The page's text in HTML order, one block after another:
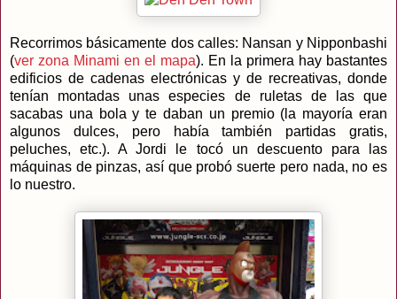
Recorrimos básicamente dos calles: Nansan y Nipponbashi
(ver zona Minami en el mapa). En la primera hay bastantes
edificios de cadenas electrónicas y de recreativas, donde
tenían montadas unas especies de ruletas de las que
sacabas una bola y te daban un premio (la mayoría eran
algunos dulces, pero había también partidas gratis,
peluches, etc.). A Jordi le tocó un descuento para las
máquinas de pinzas, así que probó suerte pero nada, no es
lo nuestro.